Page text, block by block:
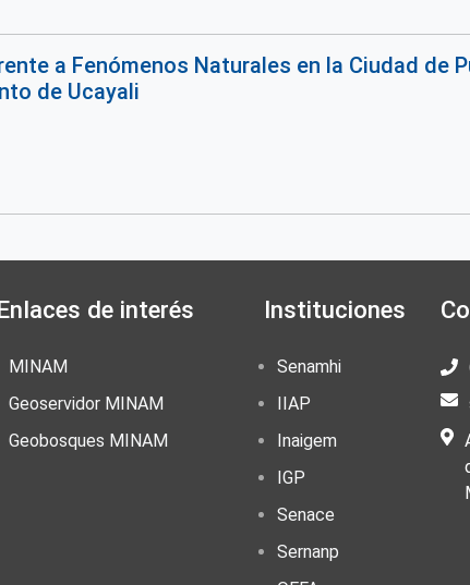
a Fenómenos Naturales en la Ciudad de
de Ucayali
de interés
MINAM
Geoservidor MINAM
Geobosques MINAM
Instituciones
Senamhi
IIAP
Inaigem
IGP
Senace
Sernanp